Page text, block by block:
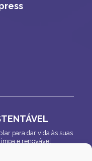
para dar vida às suas
e renovável.